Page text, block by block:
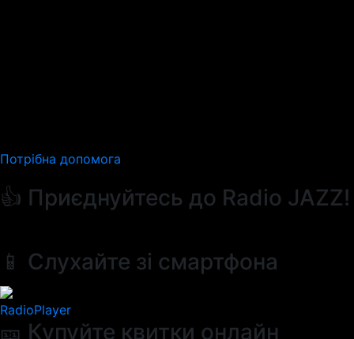
Потрібна допомога
👍 Приєднуйтесь до Radio JAZZ!
📱 Слухайте зі смартфона
RadioPlayer
🎫 Купуйте квитки онлайн